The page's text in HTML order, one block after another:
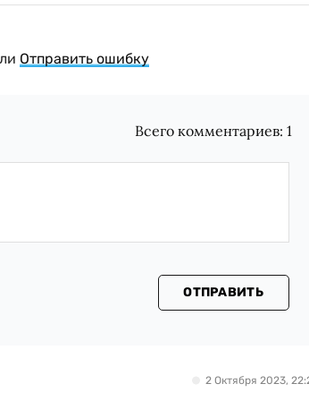
Отправить ошибку
Всего комментариев:1
ОТПРАВИТЬ
2 Октября 2023,